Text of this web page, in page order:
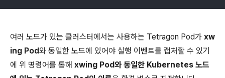
여러 노드가 있는 클러스터에서는 사용하는 Tetragon Pod가 xw
ing Pod와 동일한 노드에 있어야 실행 이벤트를 캡처할 수 있기
에 위 명령어를 통해 xwing Pod와 동일한 Kubernetes 노드